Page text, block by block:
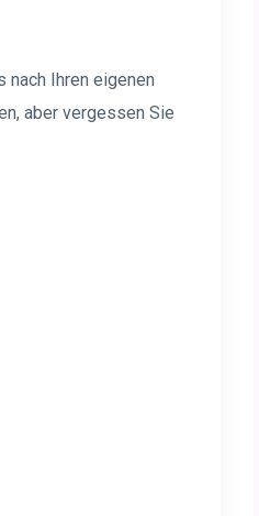
nach Ihren eigenen
aber vergessen Sie